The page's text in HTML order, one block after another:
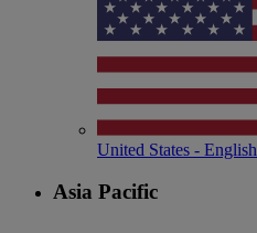
United States - English
Asia Pacific